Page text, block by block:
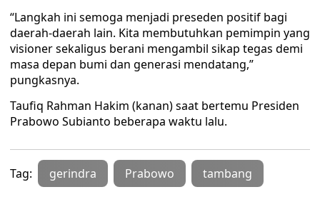
“Langkah ini semoga menjadi preseden positif bagi
daerah-daerah lain. Kita membutuhkan pemimpin yang
visioner sekaligus berani mengambil sikap tegas demi
masa depan bumi dan generasi mendatang,”
pungkasnya.
Taufiq Rahman Hakim (kanan) saat bertemu Presiden
Prabowo Subianto beberapa waktu lalu.
Tag: gerindra Prabowo tambang